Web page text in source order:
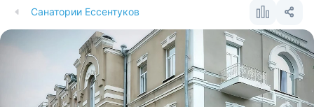
Санатории Ессентуков